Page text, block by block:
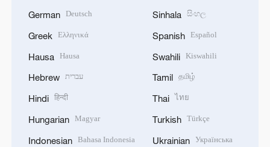
German Deutsch
Greek Ελληνικά
Hausa Hausa
Hebrew עברית
Hindi हिन्दी
Hungarian Magyar
Indonesian Bahasa Indonesia
Sinhala සිංහල
Spanish Español
Swahili Kiswahili
Tamil தமிழ்
Thai ไทย
Turkish Türkçe
Ukrainian Українська